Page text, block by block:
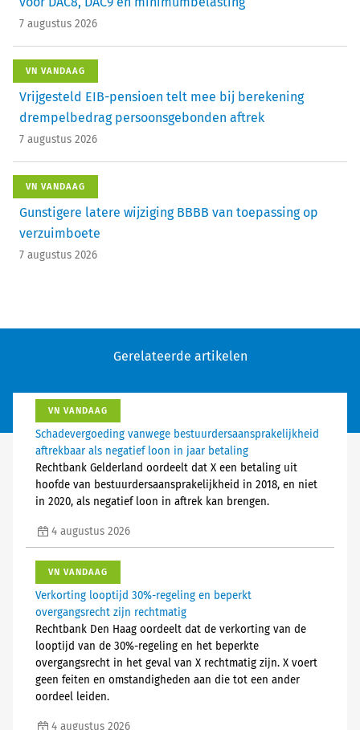
7 augustus 2026
VN VANDAAG
Vrijgesteld EIB-pensioen telt mee bij berekening
drempelbedrag persoonsgebonden aftrek
7 augustus 2026
VN VANDAAG
Gunstigere latere wijziging BBBB van toepassing op
verzuimboete
7 augustus 2026
Gerelateerde artikelen
VN VANDAAG
Schadevergoeding vanwege bestuurdersaansprakelijkheid
aftrekbaar als negatief loon in jaar betaling
Rechtbank Gelderland oordeelt dat X een betaling uit
hoofde van bestuurdersaansprakelijkheid in 2018, en niet
in 2020, als negatief loon in aftrek kan brengen.
4 augustus 2026
VN VANDAAG
Verkorting looptijd 30%-regeling en beperkt
overgangsrecht zijn rechtmatig
Rechtbank Den Haag oordeelt dat de verkorting van de
looptijd van de 30%-regeling en het beperkte
overgangsrecht in het geval van X rechtmatig zijn. X voert
geen feiten en omstandigheden aan die tot een ander
oordeel leiden.
4 augustus 2026